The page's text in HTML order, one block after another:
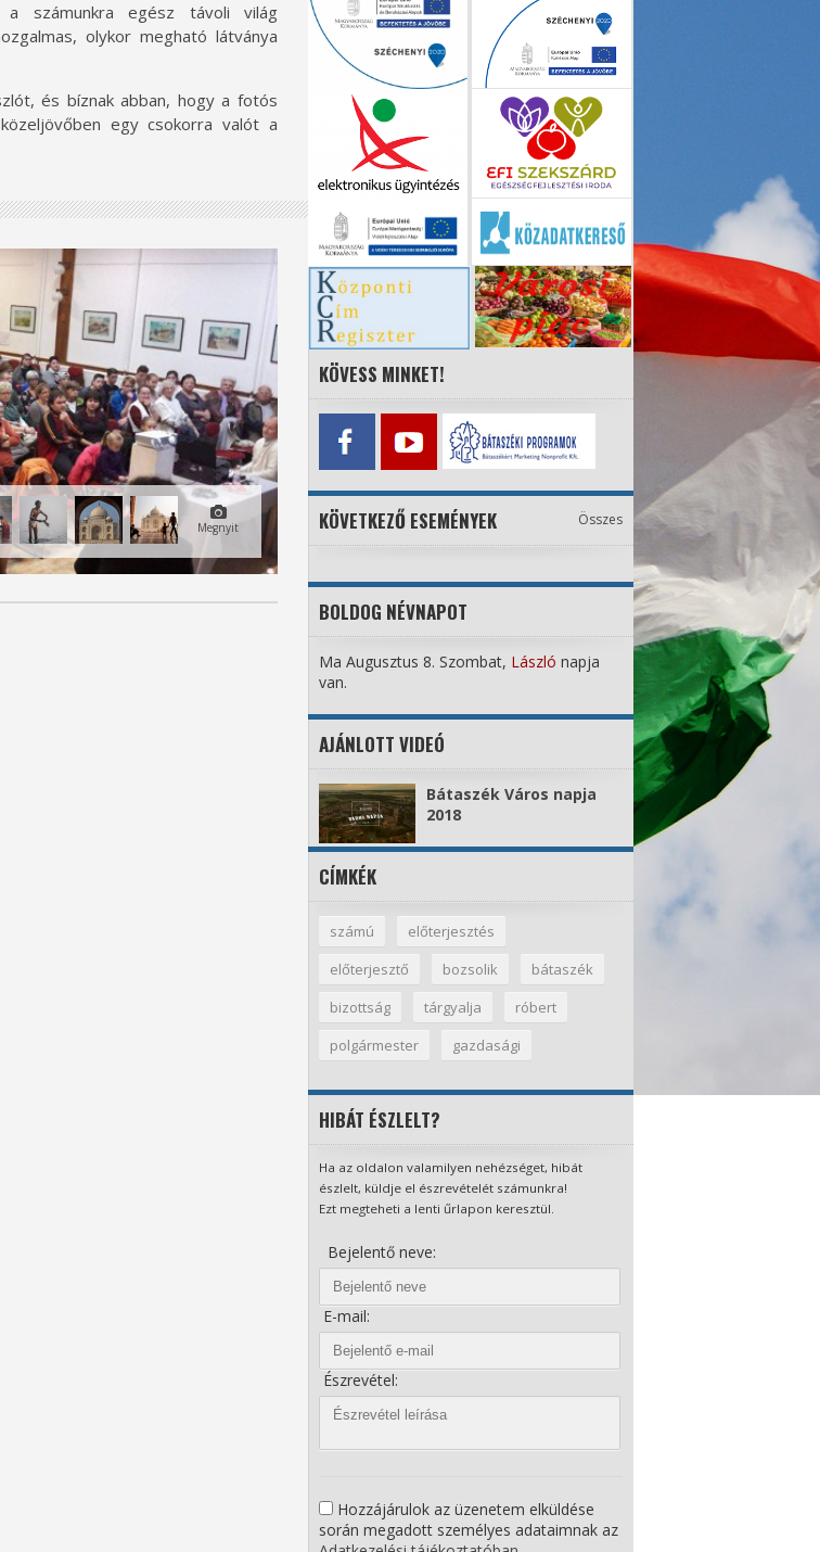
számunkra egész távoli világ
olykor megható látványa
és bíznak abban, hogy a fotós
egy csokorra valót a
Megnyit
KÖVESS MINKET!
KÖVETKEZŐ ESEMÉNYEK Összes
BOLDOG NÉVNAPOT
Ma Augusztus 8. Szombat, László napja
van.
AJÁNLOTT VIDEÓ
Bátaszék Város napja
2018
CÍMKÉK
számú
előterjesztés
előterjesztő
bozsolik
bátaszék
bizottság
tárgyalja
róbert
polgármester
gazdasági
HIBÁT ÉSZLELT?
Ha az oldalon valamilyen nehézséget, hibát
észlelt, küldje el észrevételét számunkra!
Ezt megteheti a lenti űrlapon keresztül.
Bejelentő neve:
E-mail:
Észrevétel:
Hozzájárulok az üzenetem elküldése
során megadott személyes adataimnak az